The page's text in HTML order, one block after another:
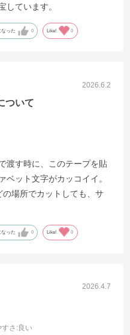
しています。
なった 0 Like! 0
2026.6.2
ついて
渡す時に、このテープを貼
ベット文字がカッコイイ。
場所でカットしても、サ
なった 0 Like! 0
2026.4.7
さ :良い